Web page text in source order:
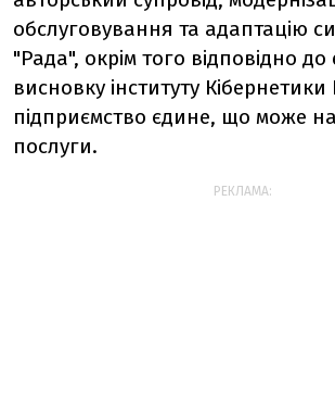
обслуговування та адаптацію
"Рада", окрім того відповідно
висновку інституту
підприємство єдине, що може
послуги.
РЕКЛАМА: